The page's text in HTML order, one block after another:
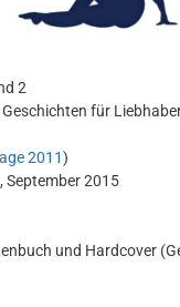
2
für
2011)
September 2015
und Hardcover